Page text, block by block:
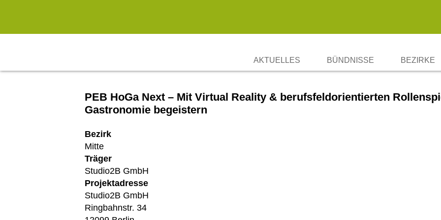
AKTUELLES BÜNDNISSE
ERFAHRUNGSAUSTAUSCH
BEZIRKE
PEB HoGa Next – Mit Virtual Reality & berufsfeldorientierten
Gastronomie begeistern
Bezirk
Mitte
Träger
Studio2B GmbH
Projektadresse
Studio2B GmbH
Ringbahnstr. 34